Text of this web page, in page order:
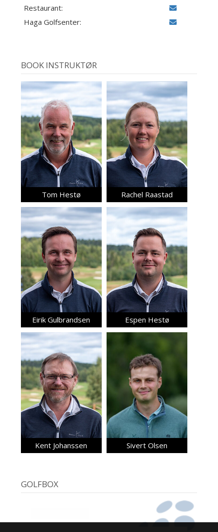
Restaurant:
Haga Golfsenter:
BOOK INSTRUKTØR
Tom Hestø Rachel Raastad
Eirik Gulbrandsen Espen Hestø
Kent Johanssen Sivert Olsen
GOLFBOX